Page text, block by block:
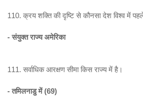
110. क्रय शक्ति की दृष्टि से कौनसा देश विश्व में
- संयुक्त राज्य अमेरिका
111. सर्वाधिक आरक्षण सीमा किस राज्य में है।
- तमिलनाडु में (69)